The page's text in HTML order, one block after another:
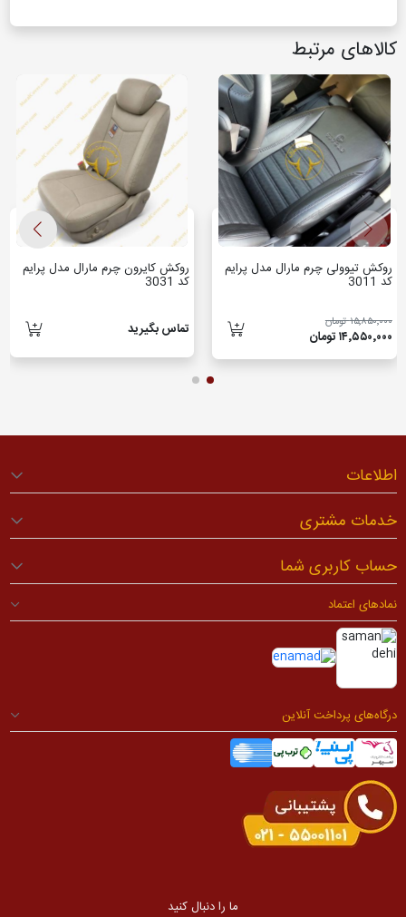
کالاهای مرتبط
روکش تیوولی چرم مارال مدل پرایم
کد 3011
۱۵٬۸۵۰٬۰۰۰ تومان
۱۴٬۵۵۰٬۰۰۰ تومان
روکش کایرون چرم مارال مدل پرایم
کد 3031
تماس بگیرید
اطلاعات
خدمات مشتری
حساب کاربری شما
نمادهای اعتماد
درگاه‌های پرداخت آنلاین
ما را دنبال کنید